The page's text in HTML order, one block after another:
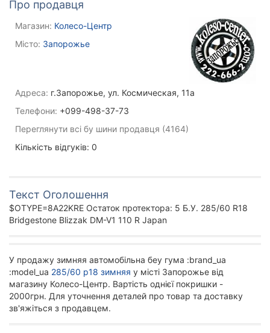
Про продавця
Магазин: Колесо-Центр
Місто: Запорожье
Адреса: г.Запорожье, ул. Космическая, 11а
Телефони: +099-498-37-73
Переглянути всі бу шини продавця (4164)
Кількість відгуків: 0
Текст Оголошення
$OTYPE=8A22KRE Остаток протектора: 5 Б.У. 285/60 R18
Bridgestone Blizzak DM-V1 110 R Japan
У продажу зимняя автомобільна беу гума :brand_ua
:model_ua 285/60 р18 зимняя у місті Запорожье від
магазину Колесо-Центр. Вартість однієї покришки -
2000грн. Для уточнення деталей про товар та доставку
зв'яжіться з продавцем.